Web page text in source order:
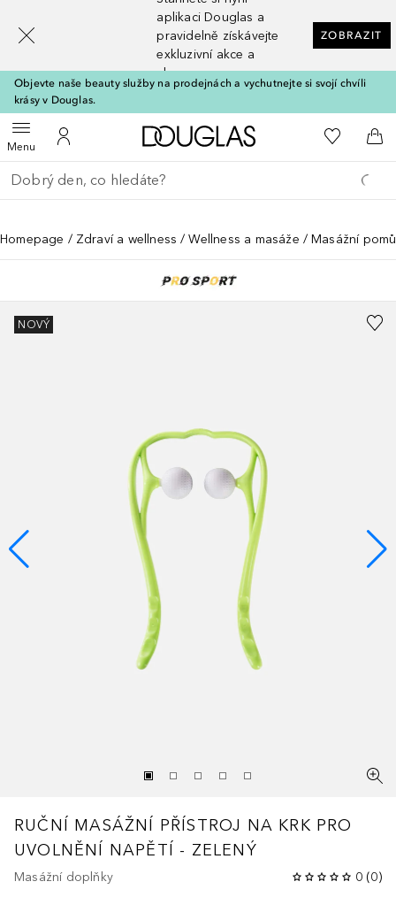
aplikaci Douglas a
pravidelně získávejte
exkluzivní akce a
slevy
ZOBRAZIT
Objevte naše beauty služby na prodejnách a vychutnejte si svojí chvíli
krásy v Douglas.
MenuOtevřít menuK mému účtu
Domů K mému
Do
Vraťte se
Proveďte vyhledávání
Homepage Zdraví a wellness Wellness a masáže Masážní
NOVÝ
RUČNÍ MASÁŽNÍ PŘÍSTROJ NA KRK PRO
UVOLNĚNÍ NAPĚTÍ - ZELENÝ
Masážní doplňky 0 (0)
[navigation.slideout.screenreader]